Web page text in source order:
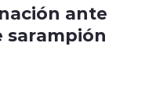
ante
sarampión